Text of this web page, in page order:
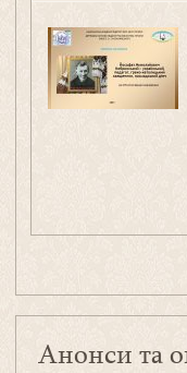
Анонси та